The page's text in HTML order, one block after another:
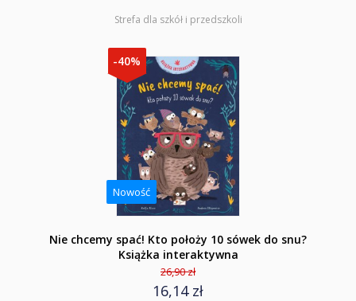
Strefa dla szkół i przedszkoli
-40%
Nowość
Nie chcemy spać! Kto położy 10 sówek do snu?
Książka interaktywna
26,90 zł
16,14 zł